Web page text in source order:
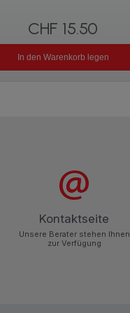
CHF 15.50
In den Warenkorb legen
Kontaktseite
Unsere Berater stehen Ihnen
zur Verfügung